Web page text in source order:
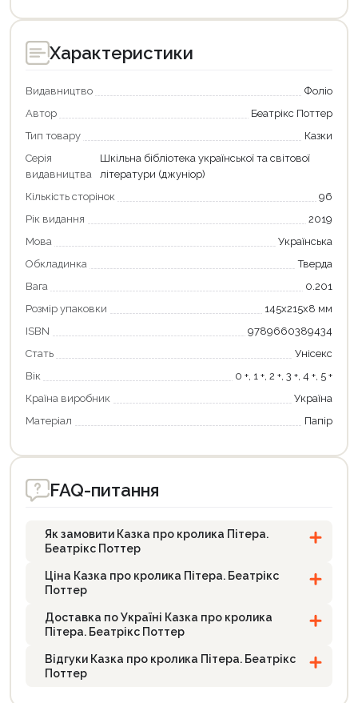
Характеристики
Видавництво
Фоліо
Автор
Беатрікс Поттер
Тип товару
Казки
Серія
видавництва
Шкільна бібліотека української та світової
літератури (джуніор)
Кількість сторінок
96
Рік видання
2019
Мова
Українська
Обкладинка
Тверда
Вага
0.201
Розмір упаковки
145х215х8 мм
ISBN
9789660389434
Стать
Унісекс
Вік
0 +, 1 +, 2 +, 3 +, 4 +, 5 +
Країна виробник
Україна
Матеріал
Папір
FAQ-питання
Як замовити Казка про кролика Пітера.
Беатрікс Поттер
Ціна Казка про кролика Пітера. Беатрікс
Поттер
Доставка по Україні Казка про кролика
Пітера. Беатрікс Поттер
Відгуки Казка про кролика Пітера. Беатрікс
Поттер